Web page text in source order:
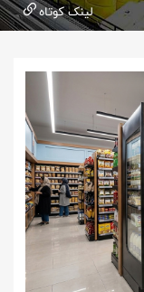
لینک کوتاه